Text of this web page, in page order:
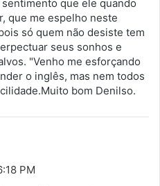
que ele quando
que me espelho neste
só quem não desiste tem
seus sonhos e
"Venho me esforçando
o inglês, mas nem todos
bom Denilso.
PM